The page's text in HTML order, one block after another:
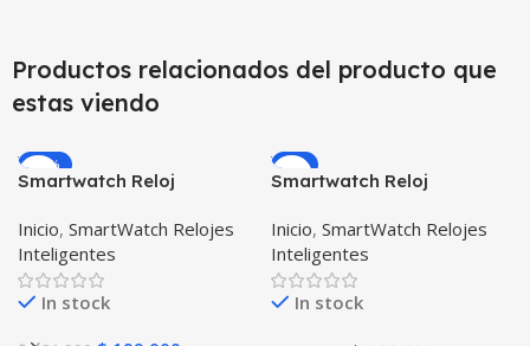
Productos relacionados del producto que
estas viendo
-10%
Smartwatch Reloj
WATCH™ (KW37 PRO) Mide
Temperatura Presión
Arterial y Ritmo Cardíaco
Inicio, SmartWatch Relojes
Inteligentes
In stock
-9%
Smartwatch Reloj
BAND X PRO™
(Smartwatch p70)
Compatible Android IOS
Inicio, SmartWatch Relojes
Inteligentes
In stock